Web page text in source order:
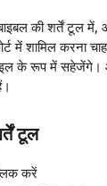
की शर्तें टूल में,
में शामिल करना
के रूप में सहेजेंगे।
टूल
करें